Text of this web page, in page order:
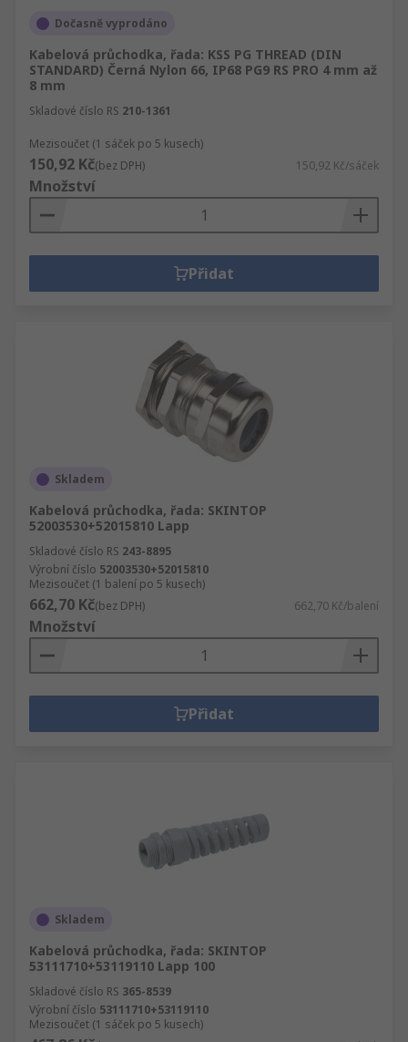
Dočasně vyprodáno
Kabelová průchodka, řada: KSS PG THREAD (DIN
STANDARD) Černá Nylon 66, IP68 PG9 RS PRO 4 mm až
8 mm
Skladové číslo RS 210-1361
Mezisoučet (1 sáček po 5 kusech)
150,92 Kč(bez DPH) 150,92 Kč/sáček
Množství
Přidat
Skladem
Kabelová průchodka, řada: SKINTOP
52003530+52015810 Lapp
Skladové číslo RS 243-8895
Výrobní číslo 52003530+52015810
Mezisoučet (1 balení po 5 kusech)
662,70 Kč(bez DPH) 662,70 Kč/balení
Množství
Přidat
Skladem
Kabelová průchodka, řada: SKINTOP
53111710+53119110 Lapp 100
Skladové číslo RS 365-8539
Výrobní číslo 53111710+53119110
Mezisoučet (1 sáček po 5 kusech)